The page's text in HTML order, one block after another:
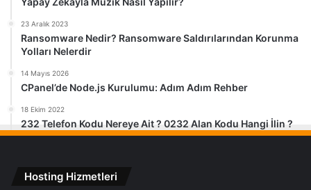
23 Aralık 2023
Ransomware Nedir? Ransomware Saldırılarından Korunma
Yolları Nelerdir
14 Mayıs 2026
CPanel’de Node.js Kurulumu: Adım Adım Rehber
18 Ekim 2022
232 Telefon Kodu Nereye Ait ? 0232 Alan Kodu Hangi İlin ?
Hosting Hizmetleri